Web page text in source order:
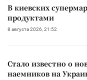
В киевских
продуктами
8 августа 2026, 21:52
Стало известно о
наемников на